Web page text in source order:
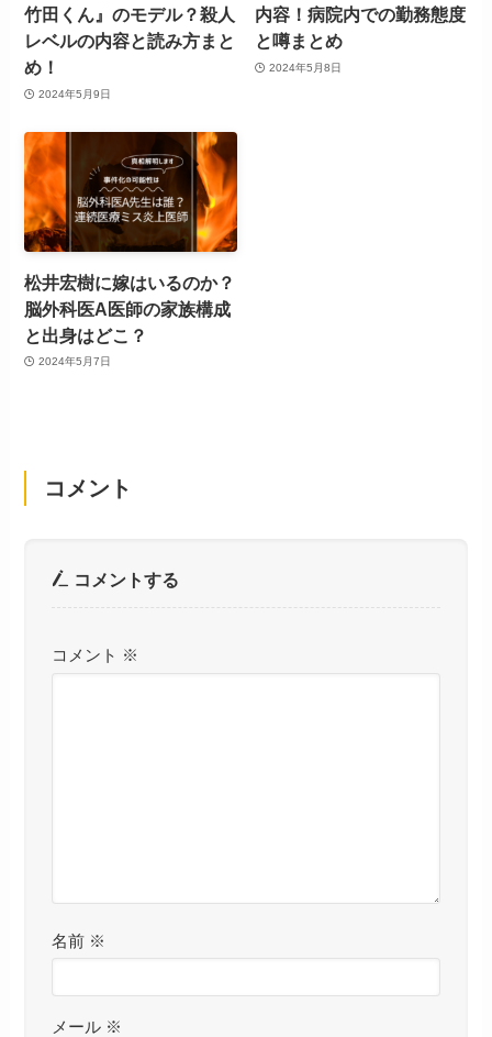
竹田くん』のモデル？殺人
レベルの内容と読み方まと
め！
2024年5月9日
内容！病院内での勤務態度
と噂まとめ
2024年5月8日
松井宏樹に嫁はいるのか？
脳外科医A医師の家族構成
と出身はどこ？
2024年5月7日
コメント
コメントする
コメント ※
名前 ※
メール ※